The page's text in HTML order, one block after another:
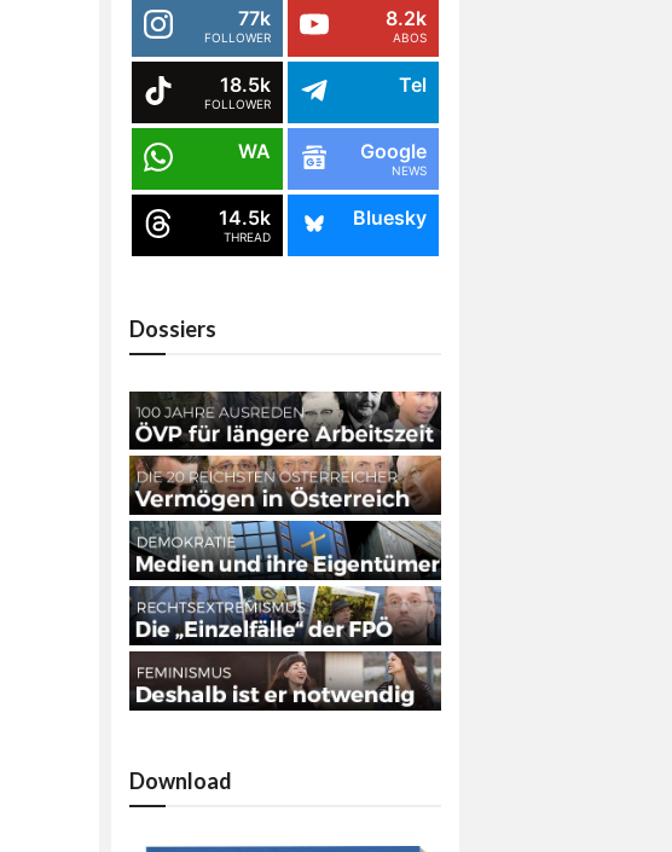
77k
FOLLOWER
8.2k
ABOS
18.5k
FOLLOWER
Tel
WA Google
NEWS
14.5k
THREAD
Bluesky
Dossiers
Download